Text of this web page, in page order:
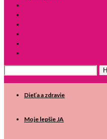
Dieťa a zdravie
Moje lepšie JA